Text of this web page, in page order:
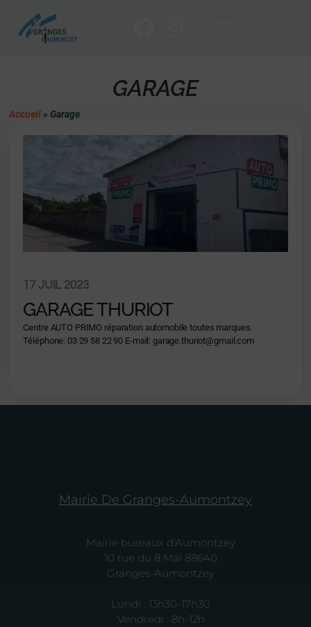
GARAGE
Accueil» Garage
17 JUIL 2023
GARAGE THURIOT
Centre AUTO PRIMO réparation automobile toutes marques.
Téléphone: 03 29 58 22 90 E-mail: garage.thuriot@gmail.com
Mairie De Granges-Aumontzey
Mairie bureaux d'Aumontzey
10 rue du 8 Mai 88640
Granges-Aumontzey
Lundi : 13h30-17h30
Vendredi : 8h-12h